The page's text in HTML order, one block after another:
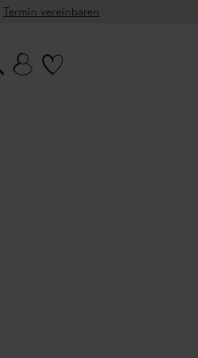
Termin vereinbaren